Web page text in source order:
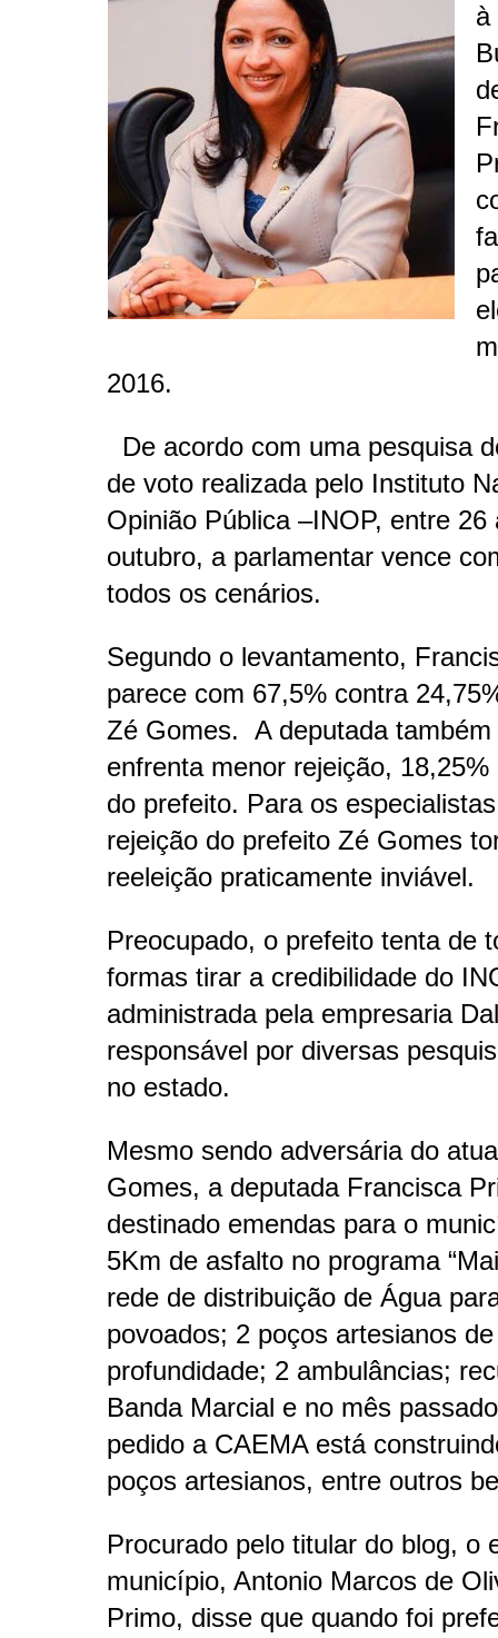
à
2016.
De acordo com uma pesquisa
de voto realizada pelo Instituto
Opinião Pública –INOP, entre 26
outubro, a parlamentar vence
todos os cenários.
Segundo o levantamento,
parece com 67,5% contra
Zé Gomes. A deputada também
enfrenta menor rejeição,
do prefeito. Para os
rejeição do prefeito Zé Gomes
reeleição praticamente inviável.
Preocupado, o prefeito tenta de
formas tirar a credibilidade do
administrada pela empresaria
responsável por diversas
no estado.
Mesmo sendo adversária do
Gomes, a deputada Francisca
destinado emendas para o
5Km de asfalto no programa
rede de distribuição de Água
povoados; 2 poços artesianos
profundidade; 2 ambulâncias;
Banda Marcial e no mês
pedido a CAEMA está
poços artesianos, entre outros
Procurado pelo titular do blog, o
município, Antonio Marcos de
Primo, disse que quando foi